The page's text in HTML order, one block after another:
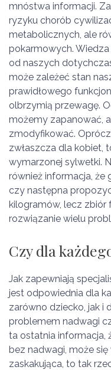
mnóstwa informacji.
ryzyku chorób
metabolicznych, ale
pokarmowych.
od naszych
może zależeć stan
prawidłowego
olbrzymią przewagę.
możemy zapanować,
zmodyfikować.
zwłaszcza dla kobiet,
wymarzonej sylwetki.
również informacja, że
czy następna
kilogramów, lecz zbiór
rozwiązanie wielu
Czy dla
Jak zapewniają
jest odpowiednia dla
zarówno dziecko, jak i
problemem nadwagi
ta ostatnia informacja,
bez nadwagi, może
zaskakująca, to tak